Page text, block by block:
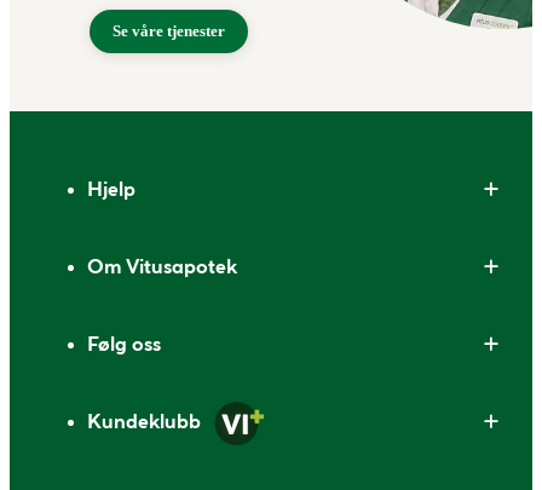
Se våre tjenester
Hjelp
Om Vitusapotek
Følg oss
Kundeklubb